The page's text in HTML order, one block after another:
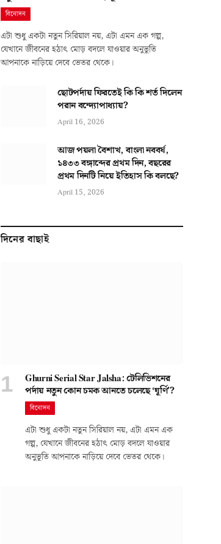
বিনোদন
এটা শুধু একটা নতুন সিরিয়াল নয়, এটা এমন এক গল্প,
যেখানে জীবনের হঠাৎ মোড় বদলে যাওয়ার অনুভূতি
আপনাকে নাড়িয়ে দেবে ভেতর থেকে।
ছোটপর্দায় ফিরতেই কি কি শর্ত দিলেন
পরান বন্দ্যোপাধ্যায়?
April 16, 2026
আজ পয়লা বৈশাখ, বাংলা নববর্ষ,
১৪৩৩ বঙ্গাব্দের প্রথম দিন, বছরের
প্রথম দিনটি নিয়ে ইতিহাস কি বলছে?
April 15, 2026
দিনের বাছাই
Ghurni Serial Star Jalsha: টেলিভিশনের
পর্দায় নতুন কোন চমক আনতে চলেছে ‘ঘূর্ণি’?
বিনোদন
এটা শুধু একটা নতুন সিরিয়াল নয়, এটা এমন এক
গল্প, যেখানে জীবনের হঠাৎ মোড় বদলে যাওয়ার
অনুভূতি আপনাকে নাড়িয়ে দেবে ভেতর থেকে।